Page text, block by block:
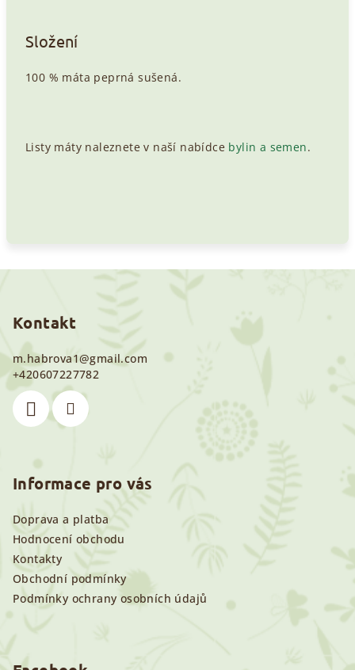
Složení
100 % máta peprná sušená.
Listy máty naleznete v naší nabídce bylin a semen.
Kontakt
m.habrova1@gmail.com
+420607227782
Informace pro vás
Doprava a platba
Hodnocení obchodu
Kontakty
Obchodní podmínky
Podmínky ochrany osobních údajů